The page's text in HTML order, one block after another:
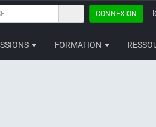
CONNEXION
FORMATION